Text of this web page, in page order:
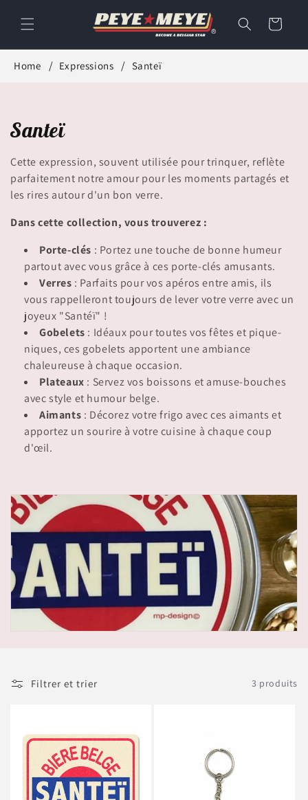
passer
au
Panier
Home Expressions Santeï
C
o
l
Santeï
Cette expression, souvent utilisée pour trinquer, reflète
parfaitement notre amour pour les moments partagés et
les rires autour d'un bon verre.
Dans cette collection, vous trouverez :
Porte-clés : Portez une touche de bonne humeur
partout avec vous grâce à ces porte-clés amusants.
Verres : Parfaits pour vos apéros entre amis, ils
vous rappelleront toujours de lever votre verre avec un
joyeux "Santéï" !
Gobelets : Idéaux pour toutes vos fêtes et pique-
niques, ces gobelets apportent une ambiance
chaleureuse à chaque occasion.
Plateaux : Servez vos boissons et amuse-bouches
avec style et humour belge.
Aimants : Décorez votre frigo avec ces aimants et
apportez un sourire à votre cuisine à chaque coup
d'œil.
Filtrer et trier 3 produits